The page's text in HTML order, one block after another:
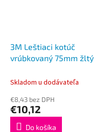
3M Leštiaci kotúč
vrúbkovaný 75mm žltý
Skladom u dodávateľa
€8,43 bez DPH
€10,12
Do košíka